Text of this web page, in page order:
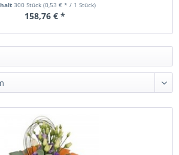
300 Stück (0,53 € * / 1 Stück)
158,76 € *